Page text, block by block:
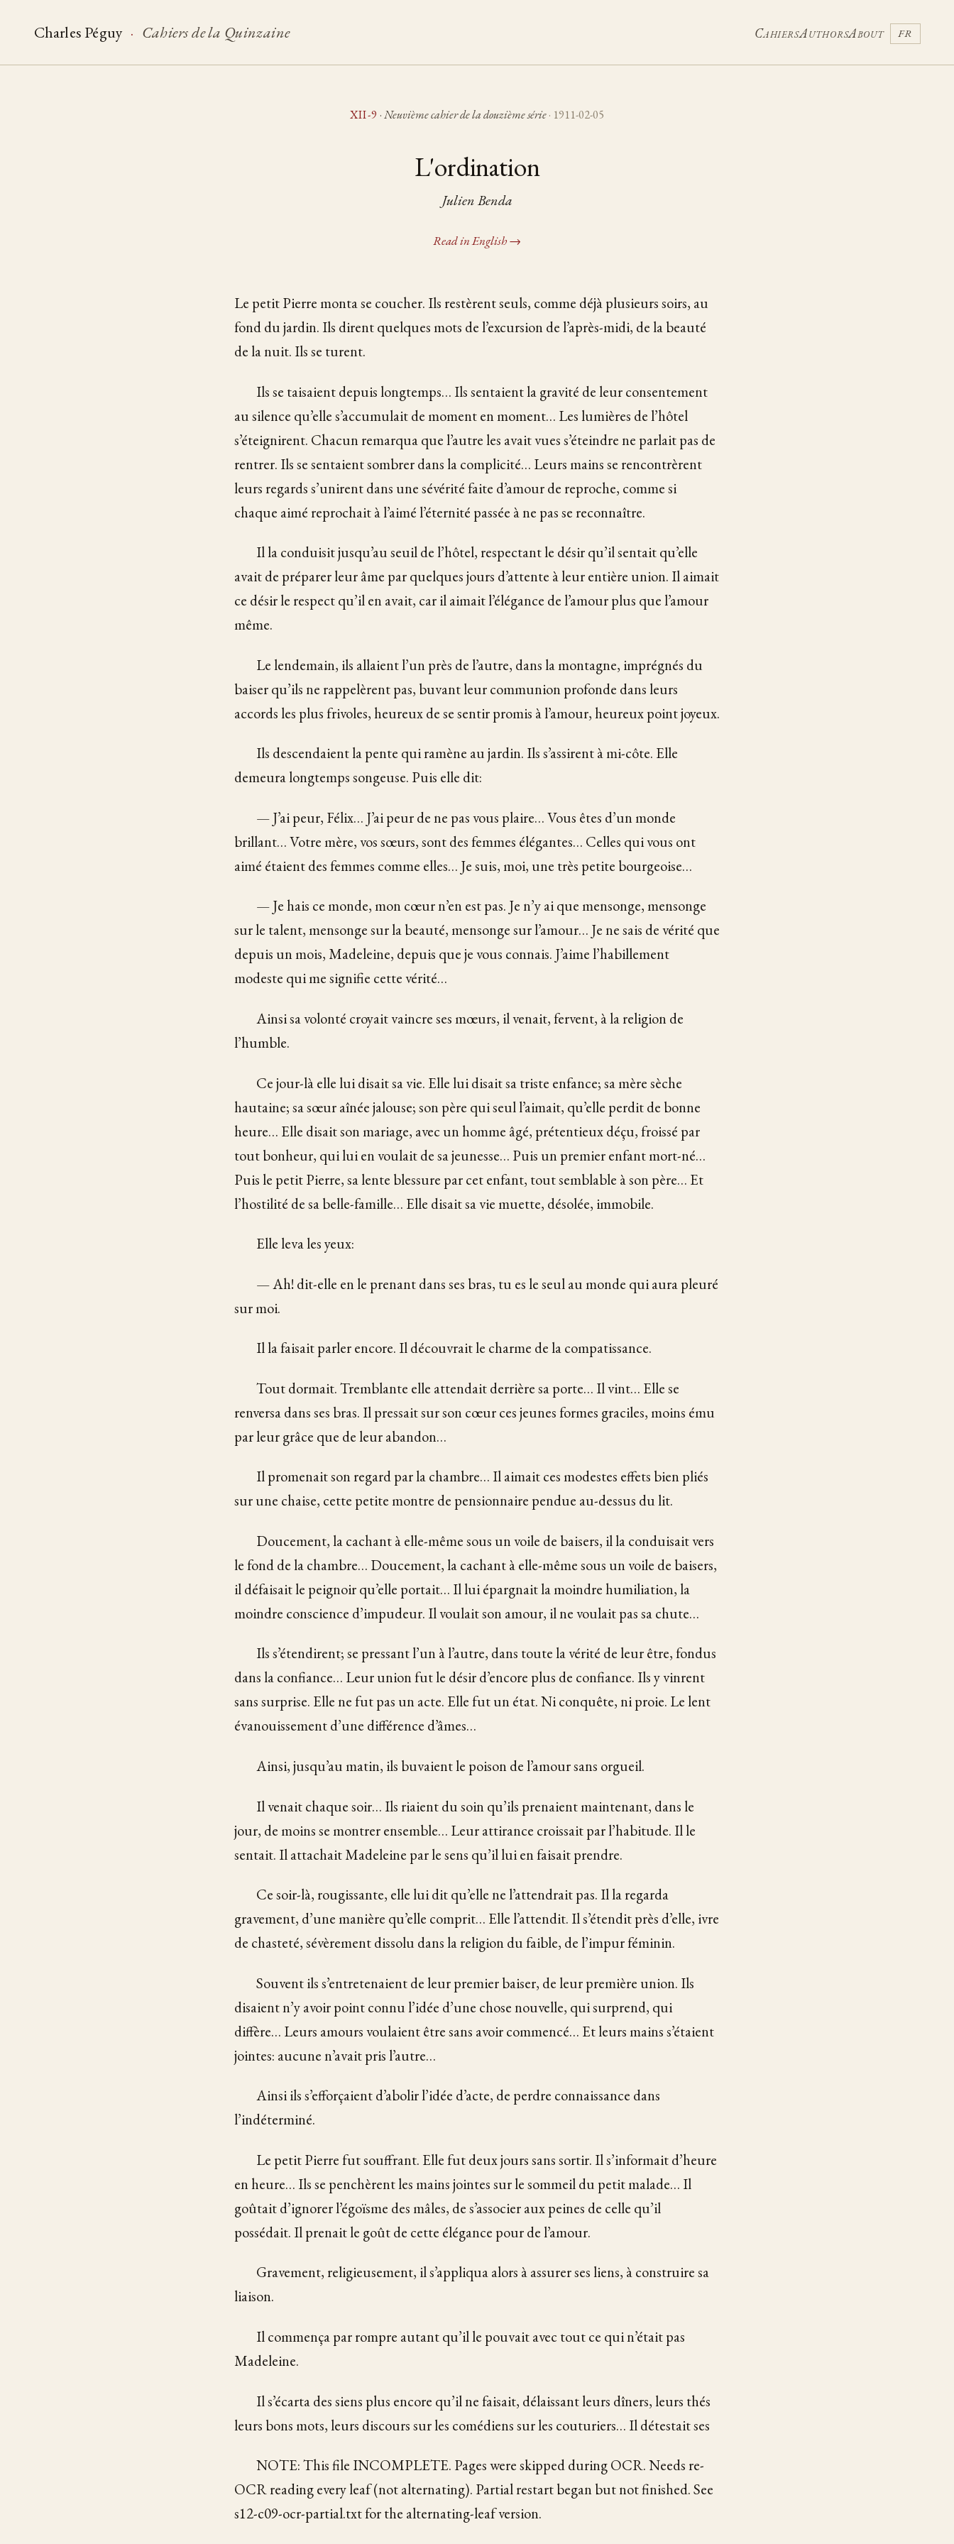
Charles Péguy · Cahiers de la Quinzaine CahiersAuthorsAbout FR
XII-9 ·Neuvième cahier de la douzième série· 1911-02-05
L'ordination
Julien Benda
Read in English →
Le petit Pierre monta se coucher. Ils restèrent seuls, comme déjà plusieurs soirs, au
fond du jardin. Ils dirent quelques mots de l’excursion de l’après-midi, de la beauté
de la nuit. Ils se turent.
Ils se taisaient depuis longtemps… Ils sentaient la gravité de leur consentement
au silence qu’elle s’accumulait de moment en moment… Les lumières de l’hôtel
s’éteignirent. Chacun remarqua que l’autre les avait vues s’éteindre ne parlait pas de
rentrer. Ils se sentaient sombrer dans la complicité… Leurs mains se rencontrèrent
leurs regards s’unirent dans une sévérité faite d’amour de reproche, comme si
chaque aimé reprochait à l’aimé l’éternité passée à ne pas se reconnaître.
Il la conduisit jusqu’au seuil de l’hôtel, respectant le désir qu’il sentait qu’elle
avait de préparer leur âme par quelques jours d’attente à leur entière union. Il aimait
ce désir le respect qu’il en avait, car il aimait l’élégance de l’amour plus que l’amour
même.
Le lendemain, ils allaient l’un près de l’autre, dans la montagne, imprégnés du
baiser qu’ils ne rappelèrent pas, buvant leur communion profonde dans leurs
accords les plus frivoles, heureux de se sentir promis à l’amour, heureux point joyeux.
Ils descendaient la pente qui ramène au jardin. Ils s’assirent à mi-côte. Elle
demeura longtemps songeuse. Puis elle dit:
— J’ai peur, Félix… J’ai peur de ne pas vous plaire… Vous êtes d’un monde
brillant… Votre mère, vos sœurs, sont des femmes élégantes… Celles qui vous ont
aimé étaient des femmes comme elles… Je suis, moi, une très petite bourgeoise…
— Je hais ce monde, mon cœur n’en est pas. Je n’y ai que mensonge, mensonge
sur le talent, mensonge sur la beauté, mensonge sur l’amour… Je ne sais de vérité que
depuis un mois, Madeleine, depuis que je vous connais. J’aime l’habillement
modeste qui me signifie cette vérité…
Ainsi sa volonté croyait vaincre ses mœurs, il venait, fervent, à la religion de
l’humble.
Ce jour-là elle lui disait sa vie. Elle lui disait sa triste enfance; sa mère sèche
hautaine; sa sœur aînée jalouse; son père qui seul l’aimait, qu’elle perdit de bonne
heure… Elle disait son mariage, avec un homme âgé, prétentieux déçu, froissé par
tout bonheur, qui lui en voulait de sa jeunesse… Puis un premier enfant mort-né…
Puis le petit Pierre, sa lente blessure par cet enfant, tout semblable à son père… Et
l’hostilité de sa belle-famille… Elle disait sa vie muette, désolée, immobile.
Elle leva les yeux:
— Ah! dit-elle en le prenant dans ses bras, tu es le seul au monde qui aura pleuré
sur moi.
Il la faisait parler encore. Il découvrait le charme de la compatissance.
Tout dormait. Tremblante elle attendait derrière sa porte… Il vint… Elle se
renversa dans ses bras. Il pressait sur son cœur ces jeunes formes graciles, moins ému
par leur grâce que de leur abandon…
Il promenait son regard par la chambre… Il aimait ces modestes effets bien pliés
sur une chaise, cette petite montre de pensionnaire pendue au-dessus du lit.
Doucement, la cachant à elle-même sous un voile de baisers, il la conduisait vers
le fond de la chambre… Doucement, la cachant à elle-même sous un voile de baisers,
il défaisait le peignoir qu’elle portait… Il lui épargnait la moindre humiliation, la
moindre conscience d’impudeur. Il voulait son amour, il ne voulait pas sa chute…
Ils s’étendirent; se pressant l’un à l’autre, dans toute la vérité de leur être, fondus
dans la confiance… Leur union fut le désir d’encore plus de confiance. Ils y vinrent
sans surprise. Elle ne fut pas un acte. Elle fut un état. Ni conquête, ni proie. Le lent
évanouissement d’une différence d’âmes…
Ainsi, jusqu’au matin, ils buvaient le poison de l’amour sans orgueil.
Il venait chaque soir… Ils riaient du soin qu’ils prenaient maintenant, dans le
jour, de moins se montrer ensemble… Leur attirance croissait par l’habitude. Il le
sentait. Il attachait Madeleine par le sens qu’il lui en faisait prendre.
Ce soir-là, rougissante, elle lui dit qu’elle ne l’attendrait pas. Il la regarda
gravement, d’une manière qu’elle comprit… Elle l’attendit. Il s’étendit près d’elle, ivre
de chasteté, sévèrement dissolu dans la religion du faible, de l’impur féminin.
Souvent ils s’entretenaient de leur premier baiser, de leur première union. Ils
disaient n’y avoir point connu l’idée d’une chose nouvelle, qui surprend, qui
diffère… Leurs amours voulaient être sans avoir commencé… Et leurs mains s’étaient
jointes: aucune n’avait pris l’autre…
Ainsi ils s’efforçaient d’abolir l’idée d’acte, de perdre connaissance dans
l’indéterminé.
Le petit Pierre fut souffrant. Elle fut deux jours sans sortir. Il s’informait d’heure
en heure… Ils se penchèrent les mains jointes sur le sommeil du petit malade… Il
goûtait d’ignorer l’égoïsme des mâles, de s’associer aux peines de celle qu’il
possédait. Il prenait le goût de cette élégance pour de l’amour.
Gravement, religieusement, il s’appliqua alors à assurer ses liens, à construire sa
liaison.
Il commença par rompre autant qu’il le pouvait avec tout ce qui n’était pas
Madeleine.
Il s’écarta des siens plus encore qu’il ne faisait, délaissant leurs dîners, leurs thés
leurs bons mots, leurs discours sur les comédiens sur les couturiers… Il détestait ses
NOTE: This file INCOMPLETE. Pages were skipped during OCR. Needs re-
OCR reading every leaf (not alternating). Partial restart began but not finished. See
s12-c09-ocr-partial.txt for the alternating-leaf version.